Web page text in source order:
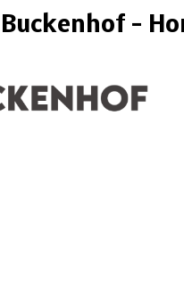
Buckenhof -